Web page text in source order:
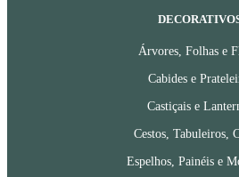
Árvores, Folhas e
Cabides e
Castiçais e
Cestos, Tabuleiros,
Espelhos, Painéis e